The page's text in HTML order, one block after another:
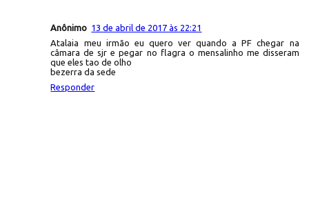
Anônimo 13 de abril de 2017 às 22:21
Atalaia meu irmão eu quero ver quando a PF chegar na
câmara de sjr e pegar no flagra o mensalinho me disseram
que eles tao de olho
bezerra da sede
Responder